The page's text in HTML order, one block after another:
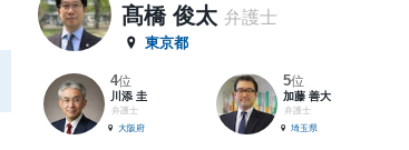
髙橋 俊太 弁護士
東京都
4位
川添 圭
弁護士
大阪府
5位
加藤 善大
弁護士
埼玉県